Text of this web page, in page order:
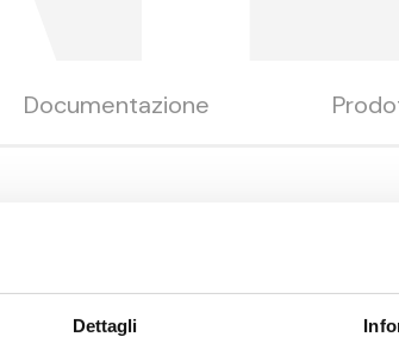
Dettagli
Documentazione
3 1